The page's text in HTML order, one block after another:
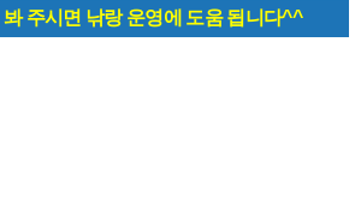
주시면 낚랑 운영에 도움 됩니다^^